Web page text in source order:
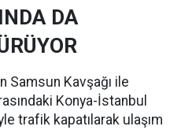
DA
Samsun Kavşağı ile
Konya-İstanbul
trafik kapatılarak ulaşım